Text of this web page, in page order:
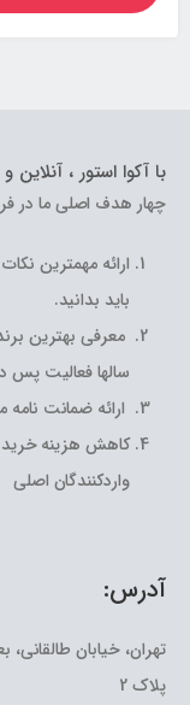
با آکوا استور ،
چهار هدف اصلی ما در
ارائه مهمترین
باید بدانید.
معرفی بهترین
سالها فعالیت پس
ارائه ضمانت نامه
کاهش هزینه خرید
واردکنندگان اصلی
آدرس:
تهران، خیابان
پلاک 2